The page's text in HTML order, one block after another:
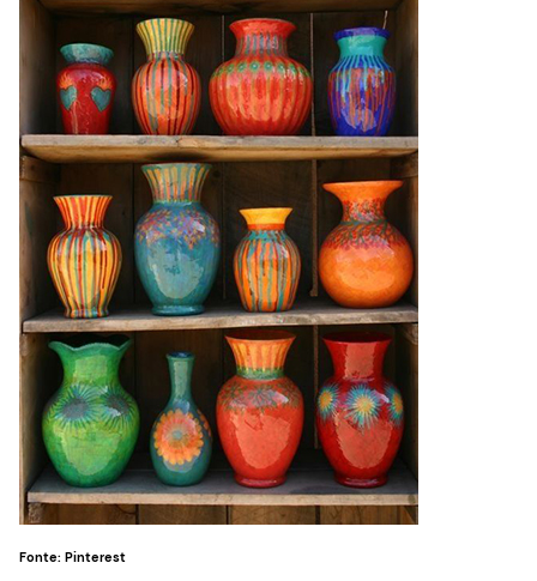
Fonte: Pinterest